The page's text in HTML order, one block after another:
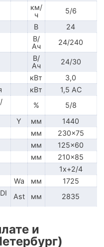
км/
ч
5/6
В
24
В/
Ач
24/240
В/
Ач
24/30
кВт
3,0
кВт
1,5 АС
%
5/8
Y мм
1440
мм
230x75
мм
125x60
мм
210x85
1x+2/4
Wa мм
1725
Ast мм 2835
и